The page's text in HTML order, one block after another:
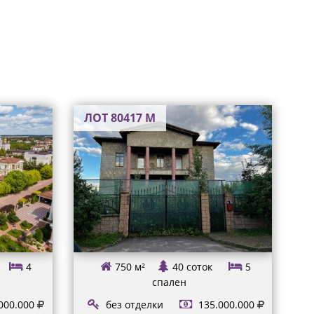
4
ЛОТ 80417 М
750 м² 40 соток
5
спален
без отделки
135.000.000